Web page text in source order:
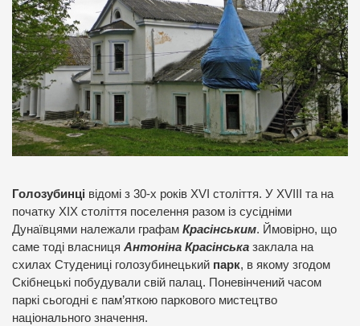
Голозубинці відомі з 30-х років XVI століття. У XVIII та на
початку ХІХ століття поселення разом із сусідніми
Дунаївцями належали графам Красінським. Ймовірно, що
саме тоді власниця Антоніна Красінська заклала на
схилах Студениці голозубинецький парк, в якому згодом
Скібнецькі побудували свій палац. Поневінчений часом
паркі сьогодні є пам’яткою паркового мистецтво
національного значення.